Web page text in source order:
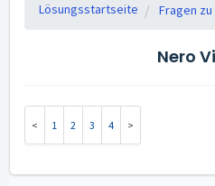
Lösungsstartseite Fragen
Nero
1 2 3 4